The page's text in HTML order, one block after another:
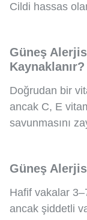
Cildi hassas
Güneş
Kaynaklanır?
Doğrudan bir
ancak C, E
savunmasını
Güneş
Hafif vakalar
ancak şiddetli